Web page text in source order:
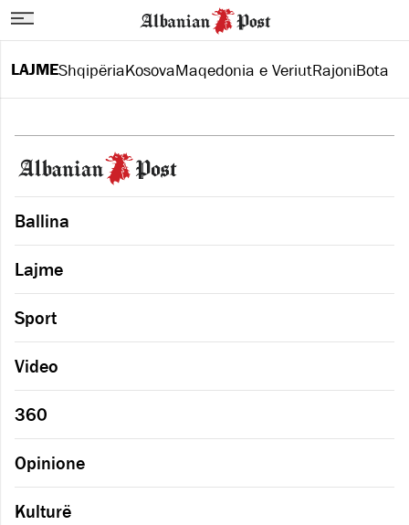
LAJMEShqipëriaKosovaMaqedonia e VeriutRajoniBota
Ballina
Lajme
Sport
Video
360
Opinione
Kulturë